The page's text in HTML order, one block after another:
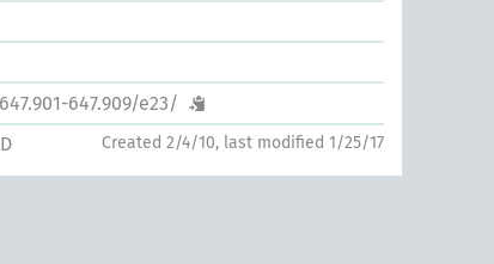
647.909/e23/
Created 2/4/10, last modified 1/25/17